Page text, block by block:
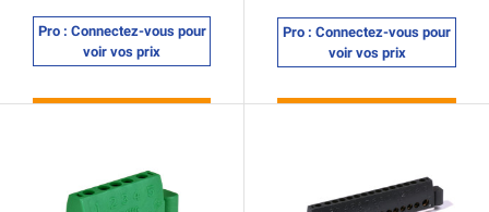
Pro : Connectez-vous pour
voir vos prix
Pro : Connectez-vous pour
voir vos prix